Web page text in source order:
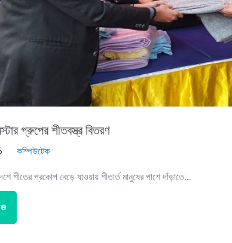
গ্রুপের শীতবস্ত্র বিতরণ
কম্পিউটেক
শীতের প্রকোপ বেড়ে যাওয়ায় শীতার্ত মানুষের পাশে দাঁড়াতে...